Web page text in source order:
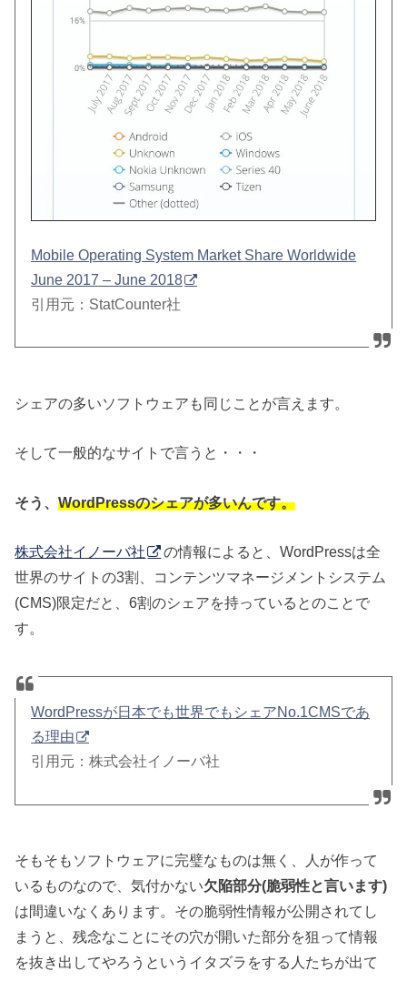
Mobile Operating System Market Share Worldwide
June 2017 – June 2018
引用元：StatCounter社
シェアの多いソフトウェアも同じことが言えます。
そして一般的なサイトで言うと・・・
そう、WordPressのシェアが多いんです。
株式会社イノーバ社
の情報によると、WordPressは全
世界のサイトの3割、コンテンツマネージメントシステム
(CMS)限定だと、6割のシェアを持っているとのことで
す。
WordPressが日本でも世界でもシェアNo.1CMSであ
る理由
引用元：株式会社イノーバ社
そもそもソフトウェアに完璧なものは無く、人が作って
いるものなので、気付かない欠陥部分(脆弱性と言います)
は間違いなくあります。その脆弱性情報が公開されてし
まうと、残念なことにその穴が開いた部分を狙って情報
を抜き出してやろうというイタズラをする人たちが出て